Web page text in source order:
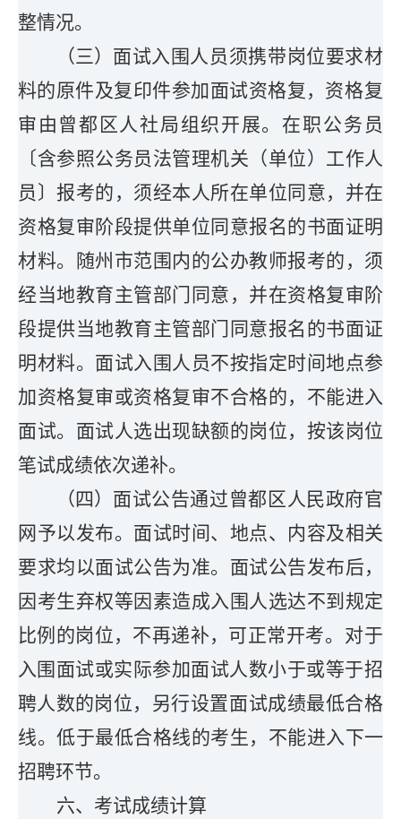
整情况。
（三） 面试入围人员须携带岗位要求材
料的原件及复印件参加面试资格复 ， 资格复
审由曾都区人社局组织开展。 在职公务员
〔含参照公务员法管理机关（单位）工作人
员〕 报考的， 须经本人所在单位同意，并在
资格复审阶段提供单位同意报名的书面证明
材料。随州市范围内的公办教师报考的，须
经当地教育主管部门同意，并在资格复审阶
段提供当地教育主管部门同意报名的书面证
明材料。 面试入围人员不按指定时间地点参
加资格复审或资格复审不合格的，不能进入
面试。面试人选出现缺额的岗位，按该岗位
笔试成绩依次递补。
（四） 面试公告通过曾都区人民政府官
网予以发布。面试时间、地点、内容及相关
要求均以面试公告为准。面试公告发布后，
因考生弃权等因素造成入围人选达不到规定
比例的岗位，不再递补， 可正常开考。 对于
入围面试或实际参加面试人数小于或等于招
聘人数的岗位，另行设置面试成绩最低合格
线。低于最低合格线的考生，不能进入下一
招聘环节。
六、 考试成绩计算